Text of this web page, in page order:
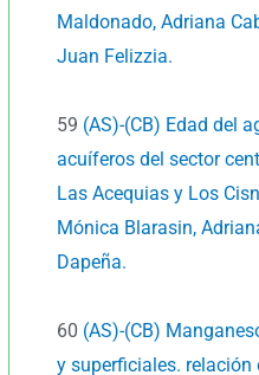
Maldonado, Adriana
Juan Felizzia.
59 (AS)-(CB) Edad del
acuíferos del sector
Las Acequias y Los
Mónica Blarasin,
Dapeña.
60 (AS)-(CB)
y superficiales.